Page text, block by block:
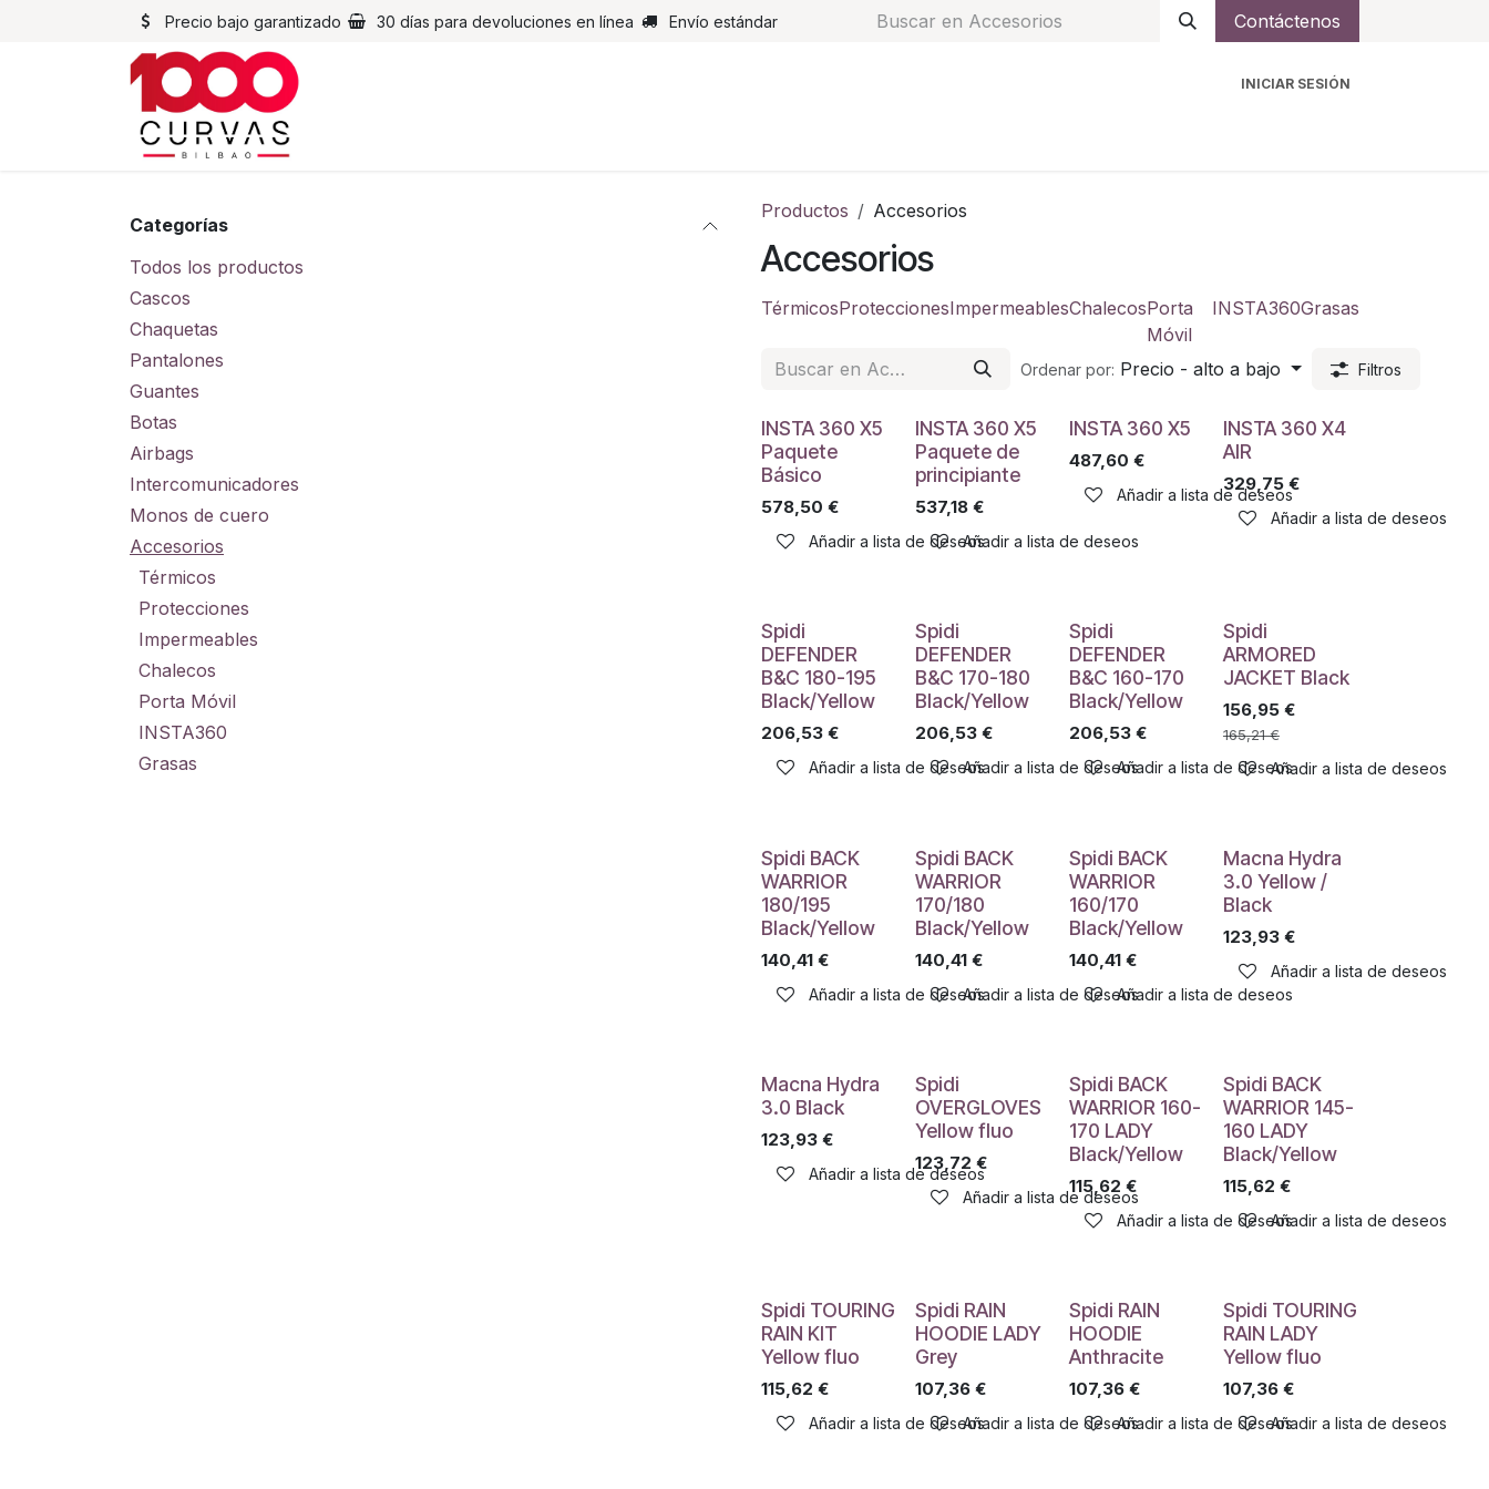
Precio bajo garantizado 30 días para devoluciones en línea Envío estándar Contáctenos
INICIAR SESIÓN
Categorías
Todos los productos
Cascos
Chaquetas
Pantalones
Guantes
Botas
Airbags
Intercomunicadores
Monos de cuero
Accesorios
Térmicos
Protecciones
Impermeables
Chalecos
Porta Móvil
INSTA360
Grasas
Productos Accesorios
Accesorios
TérmicosProteccionesImpermeablesChalecosPorta
Móvil
INSTA360Grasas
Ordenar por: Precio - alto a bajo Filtros
INSTA 360 X5
Paquete
Básico
578,50 €
Añadir a lista de deseos
INSTA 360 X5
Paquete de
principiante
537,18€
Añadir a lista de deseos
INSTA 360 X5
487,60 €
Añadir a lista de deseos
INSTA 360 X4
AIR
329,75€
Añadir a lista de deseos
Spidi
DEFENDER
B&C 180-195
Black/Yellow
206,53 €
Añadir a lista de deseos
Spidi
DEFENDER
B&C 170-180
Black/Yellow
206,53€
Añadir a lista de deseos
Spidi
DEFENDER
B&C 160-170
Black/Yellow
206,53€
Añadir a lista de deseos
Spidi
ARMORED
JACKET Black
156,95€
165,21€
Añadir a lista de deseos
Spidi BACK
WARRIOR
180/195
Black/Yellow
140,41 €
Añadir a lista de deseos
Spidi BACK
WARRIOR
170/180
Black/Yellow
140,41€
Añadir a lista de deseos
Spidi BACK
WARRIOR
160/170
Black/Yellow
140,41€
Añadir a lista de deseos
Macna Hydra
3.0 Yellow /
Black
123,93€
Añadir a lista de deseos
Macna Hydra
3.0 Black
123,93 €
Añadir a lista de deseos
Spidi
OVERGLOVES
Yellow fluo
123,72 €
Añadir a lista de deseos
Spidi BACK
WARRIOR 160-
170 LADY
Black/Yellow
115,62 €
Añadir a lista de deseos
Spidi BACK
WARRIOR 145-
160 LADY
Black/Yellow
115,62 €
Añadir a lista de deseos
Spidi TOURING
RAIN KIT
Yellow fluo
115,62 €
Añadir a lista de deseos
Spidi RAIN
HOODIE LADY
Grey
107,36€
Añadir a lista de deseos
Spidi RAIN
HOODIE
Anthracite
107,36€
Añadir a lista de deseos
Spidi TOURING
RAIN LADY
Yellow fluo
107,36€
Añadir a lista de deseos